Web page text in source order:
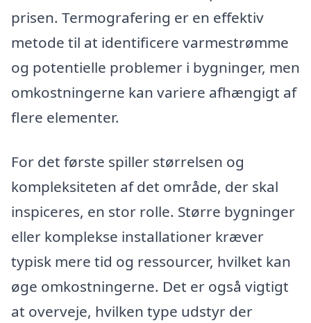
prisen. Termografering er en effektiv
metode til at identificere varmestrømme
og potentielle problemer i bygninger, men
omkostningerne kan variere afhængigt af
flere elementer.
For det første spiller størrelsen og
kompleksiteten af det område, der skal
inspiceres, en stor rolle. Større bygninger
eller komplekse installationer kræver
typisk mere tid og ressourcer, hvilket kan
øge omkostningerne. Det er også vigtigt
at overveje, hvilken type udstyr der